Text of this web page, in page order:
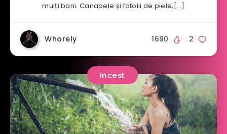
mulți bani. Canapele și fotolii de piele,[…]
Whorely 2
1690
Incest